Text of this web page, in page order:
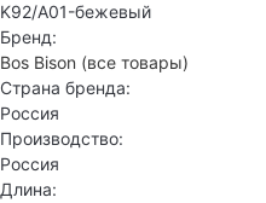
K92/A01-бежевый
Бренд:
Bos Bison (все товары)
Страна бренда:
Россия
Производство:
Россия
Длина: